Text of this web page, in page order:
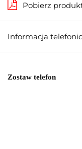
Pobierz
Informacja
Zostaw telefon